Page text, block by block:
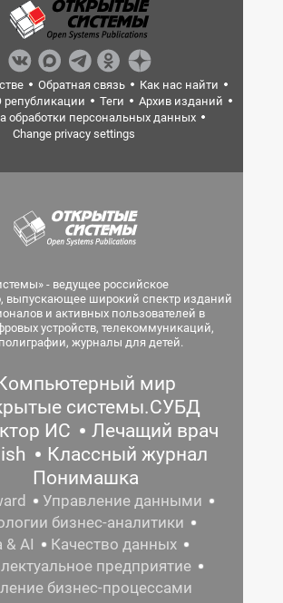
Обратная связь
Как нас найти
републикации Теги
Архив изданий
обработки персональных данных
Change privacy settings
- ведущее российское
выпускающее широкий спектр изданий
и активных пользователей в
устройств, телекоммуникаций,
журналы для детей.
мир
системы.СУБД
ИС
Лечащий врач
Классный журнал
Понимашка
Управление данными
бизнес-аналитики
& AI
Качество данных
предприятие
бизнес-процессами